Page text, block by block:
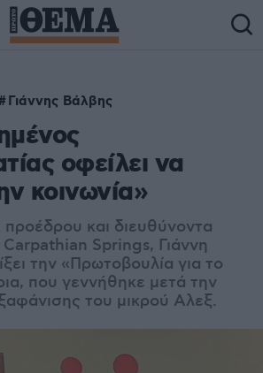
Γιάννης Βάλβης
οφείλει να
κοινωνία»
και διευθύνοντα
Springs, Γιάννη
την «Πρωτοβουλία για το
που γεννήθηκε µετά την
του µικρού Αλεξ.